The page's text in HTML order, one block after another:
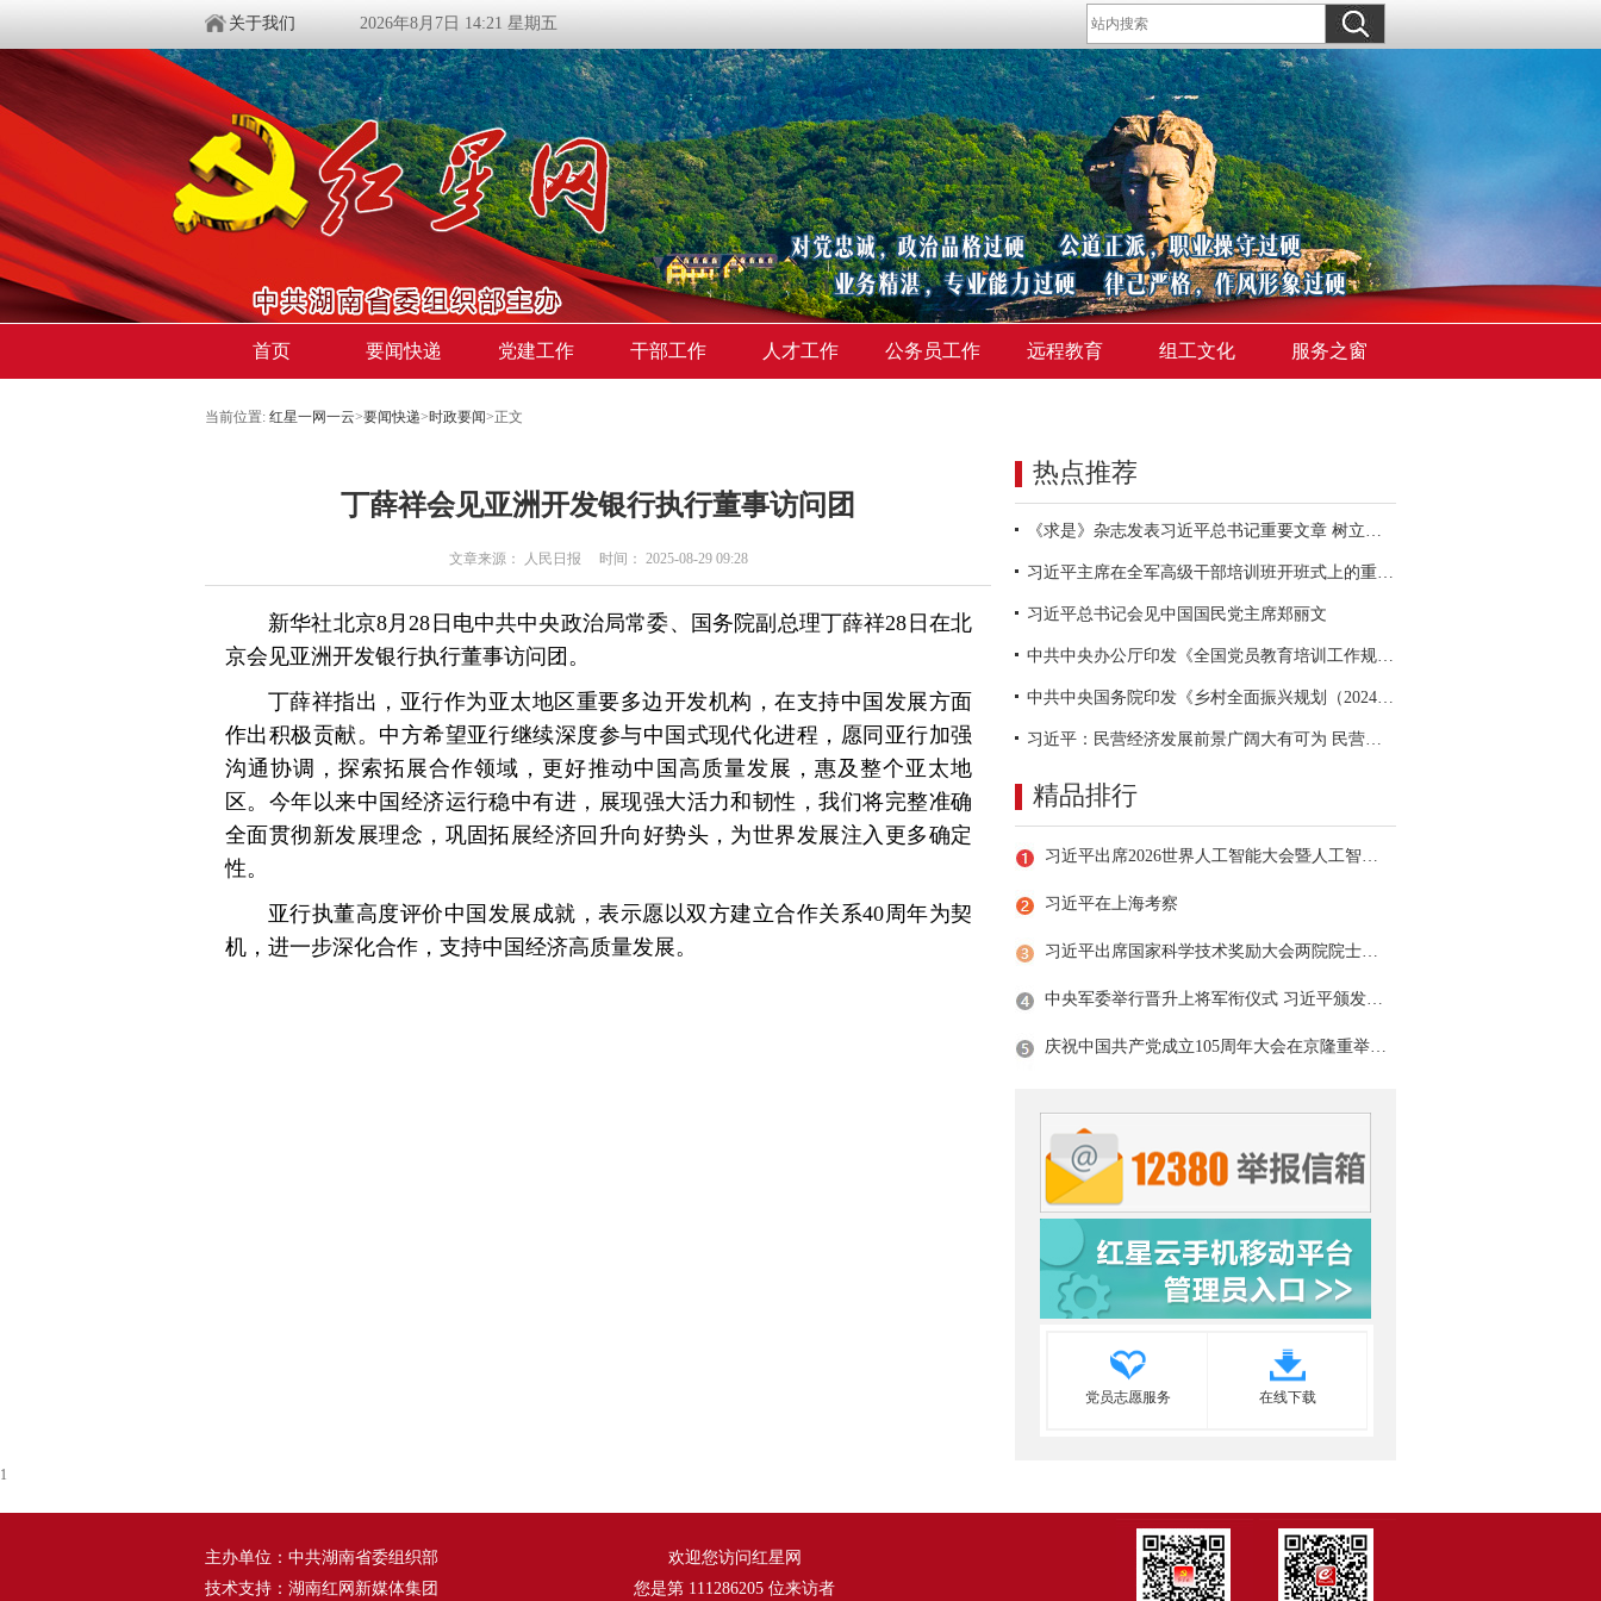
关于我们 2026年8月7日 14:21 星期五
首页 要闻快递 党建工作 干部工作 人才工作 公务员工作 远程教育 组工文化 服务之窗
当前位置: 红星一网一云>要闻快递>时政要闻>正文
丁薛祥会见亚洲开发银行执行董事访问团
文章来源： 人民日报 时间： 2025-08-29 09:28
新华社北京8月28日电中共中央政治局常委、国务院副总理丁薛祥28日在北
京会见亚洲开发银行执行董事访问团。
丁薛祥指出，亚行作为亚太地区重要多边开发机构，在支持中国发展方面
作出积极贡献。中方希望亚行继续深度参与中国式现代化进程，愿同亚行加强
沟通协调，探索拓展合作领域，更好推动中国高质量发展，惠及整个亚太地
区。今年以来中国经济运行稳中有进，展现强大活力和韧性，我们将完整准确
全面贯彻新发展理念，巩固拓展经济回升向好势头，为世界发展注入更多确定
性。
亚行执董高度评价中国发展成就，表示愿以双方建立合作关系40周年为契
机，进一步深化合作，支持中国经济高质量发展。
热点推荐
《求是》杂志发表习近平总书记重要文章 树立和践行正确政绩观
习近平主席在全军高级干部培训班开班式上的重要讲话引领全军开展思想整风、深化政治整训
习近平总书记会见中国国民党主席郑丽文
中共中央办公厅印发《全国党员教育培训工作规划（2024－2028年）》
中共中央国务院印发《乡村全面振兴规划（2024—2027年）》
习近平：民营经济发展前景广阔大有可为 民营企业和民营企业家大显身手正当其时
精品排行
习近平出席2026世界人工智能大会暨人工智能全球治理高级别会议开幕式并发表主旨讲话
习近平在上海考察
习近平出席国家科学技术奖励大会两院院士大会中国科协第十一次全国代表大会并发表重要讲话
中央军委举行晋升上将军衔仪式 习近平颁发命令状并向晋衔的军官表示祝贺
庆祝中国共产党成立105周年大会在京隆重举行 习近平发表重要讲话
党员志愿服务 在线下载
1
主办单位：中共湖南省委组织部
技术支持：湖南红网新媒体集团
欢迎您访问红星网
您是第 111286205 位来访者